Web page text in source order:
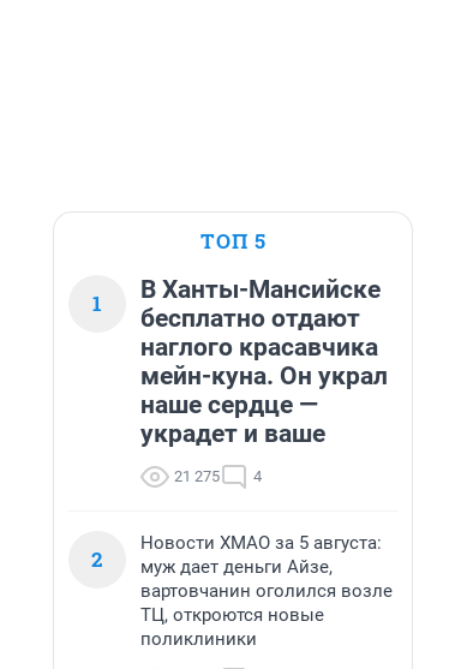
ТОП 5
1
В Ханты-Мансийске
бесплатно отдают
наглого красавчика
мейн-куна. Он украл
наше сердце —
украдет и ваше
21 275 4
2
Новости ХМАО за 5 августа:
муж дает деньги Айзе,
вартовчанин оголился возле
ТЦ, откроются новые
поликлиники